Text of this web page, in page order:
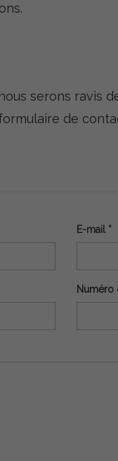
serons ravis
de
E-mail *
Numéro